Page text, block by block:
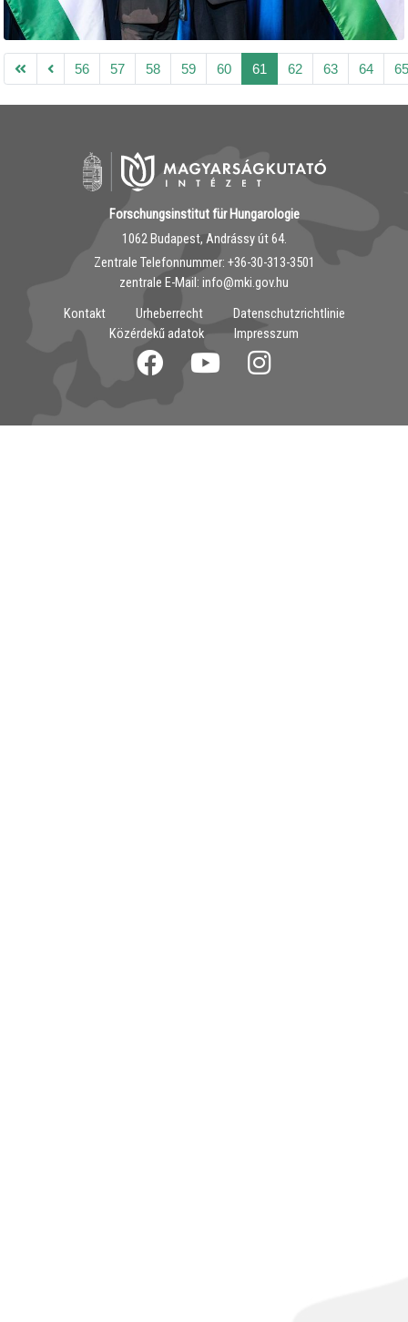
56 57 58 59 60 61 62 63 64
Forschungsinstitut für Hungarologie
1062 Budapest, Andrássy út 64.
Zentrale Telefonnummer: ‭+36-30-313-3501
zentrale E-Mail: info@mki.gov.hu
Kontakt
Urheberrecht
Datenschutzrichtlinie
Közérdekű adatok
Impresszum